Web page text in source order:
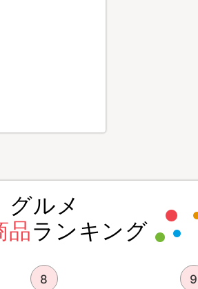
グルメ
品ランキング
8 9